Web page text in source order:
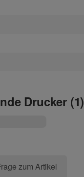
Drucker (1)
zum Artikel